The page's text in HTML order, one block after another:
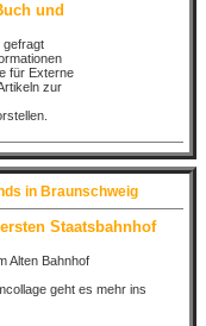
und
gefragt
für Externe
zur
in Braunschweig
Staatsbahnhof
Alten Bahnhof
geht es mehr ins